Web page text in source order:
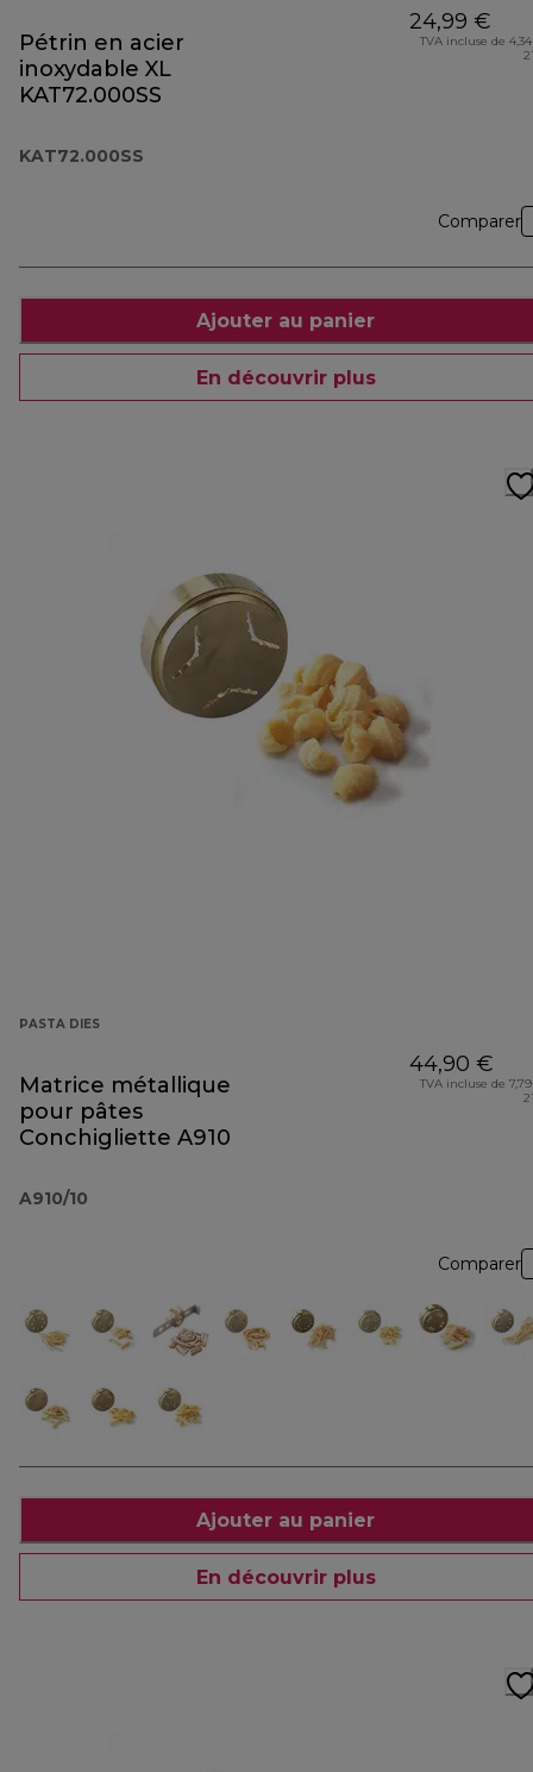
Pétrin en acier
inoxydable XL
KAT72.000SS
KAT72.000SS
24,99 €
TVA incluse de
Comparer
Ajouter au panier
En découvrir plus
PASTA DIES
Matrice métallique
pour pâtes
Conchigliette A910
A910/10
44,90 €
TVA incluse de
Comparer
Ajouter au panier
En découvrir plus